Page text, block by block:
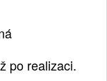
po realizaci.